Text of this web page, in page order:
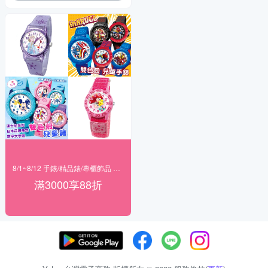
滿3000享88折